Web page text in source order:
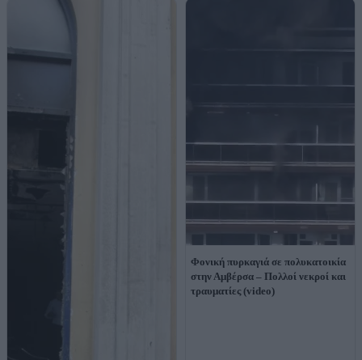
Φονική πυρκαγιά σε πολυκατοικία
στην Αμβέρσα – Πολλοί νεκροί και
τραυματίες (video)